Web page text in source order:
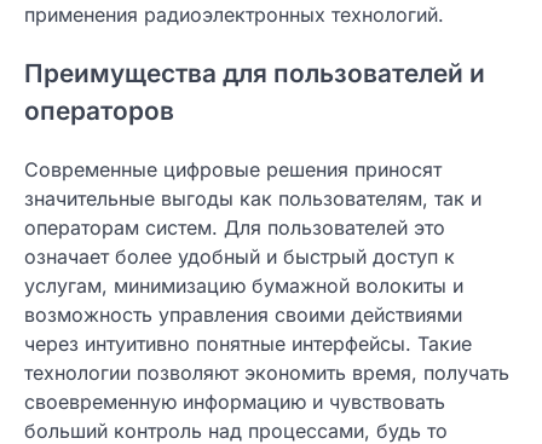
применения радиоэлектронных технологий.
Преимущества для пользователей и
операторов
Современные цифровые решения приносят
значительные выгоды как пользователям, так и
операторам систем. Для пользователей это
означает более удобный и быстрый доступ к
услугам, минимизацию бумажной волокиты и
возможность управления своими действиями
через интуитивно понятные интерфейсы. Такие
технологии позволяют экономить время, получать
своевременную информацию и чувствовать
больший контроль над процессами, будь то